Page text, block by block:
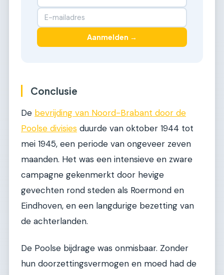
Aanmelden →
Conclusie
De bevrijding van Noord-Brabant door de
Poolse divisies duurde van oktober 1944 tot
mei 1945, een periode van ongeveer zeven
maanden. Het was een intensieve en zware
campagne gekenmerkt door hevige
gevechten rond steden als Roermond en
Eindhoven, en een langdurige bezetting van
de achterlanden.
De Poolse bijdrage was onmisbaar. Zonder
hun doorzettingsvermogen en moed had de